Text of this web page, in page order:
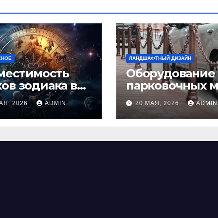
зодиака в
как найти
пару и
2026 ADMIN
ЛАНДШАФТНЫЙ ДИЗАЙН
Оборудование
парковочных
виды,
нормы
20 МАЯ, 2026 ADMIN